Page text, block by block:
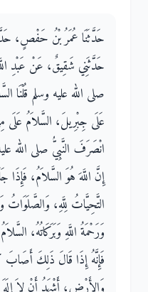
حَدَّثَنَا عُمَرُ بْنُ حَفْصٍ،
حَدَّثَنِي شَقِيقٌ، عَنْ عَبْدِ
صلى الله عليه وسلم قُلْنَا
عَلَى جِبْرِيلَ، السَّلاَمُ عَلَى
انْصَرَفَ النَّبِيُّ صلى الله
إِنَّ اللَّهَ هُوَ السَّلاَمُ،
التَّحِيَّاتُ لِلَّهِ، وَالصَّلَوَاتُ
وَرَحْمَةُ اللَّهِ وَبَرَكَاتُهُ،
فَإِنَّهُ إِذَا قَالَ ذَلِكَ